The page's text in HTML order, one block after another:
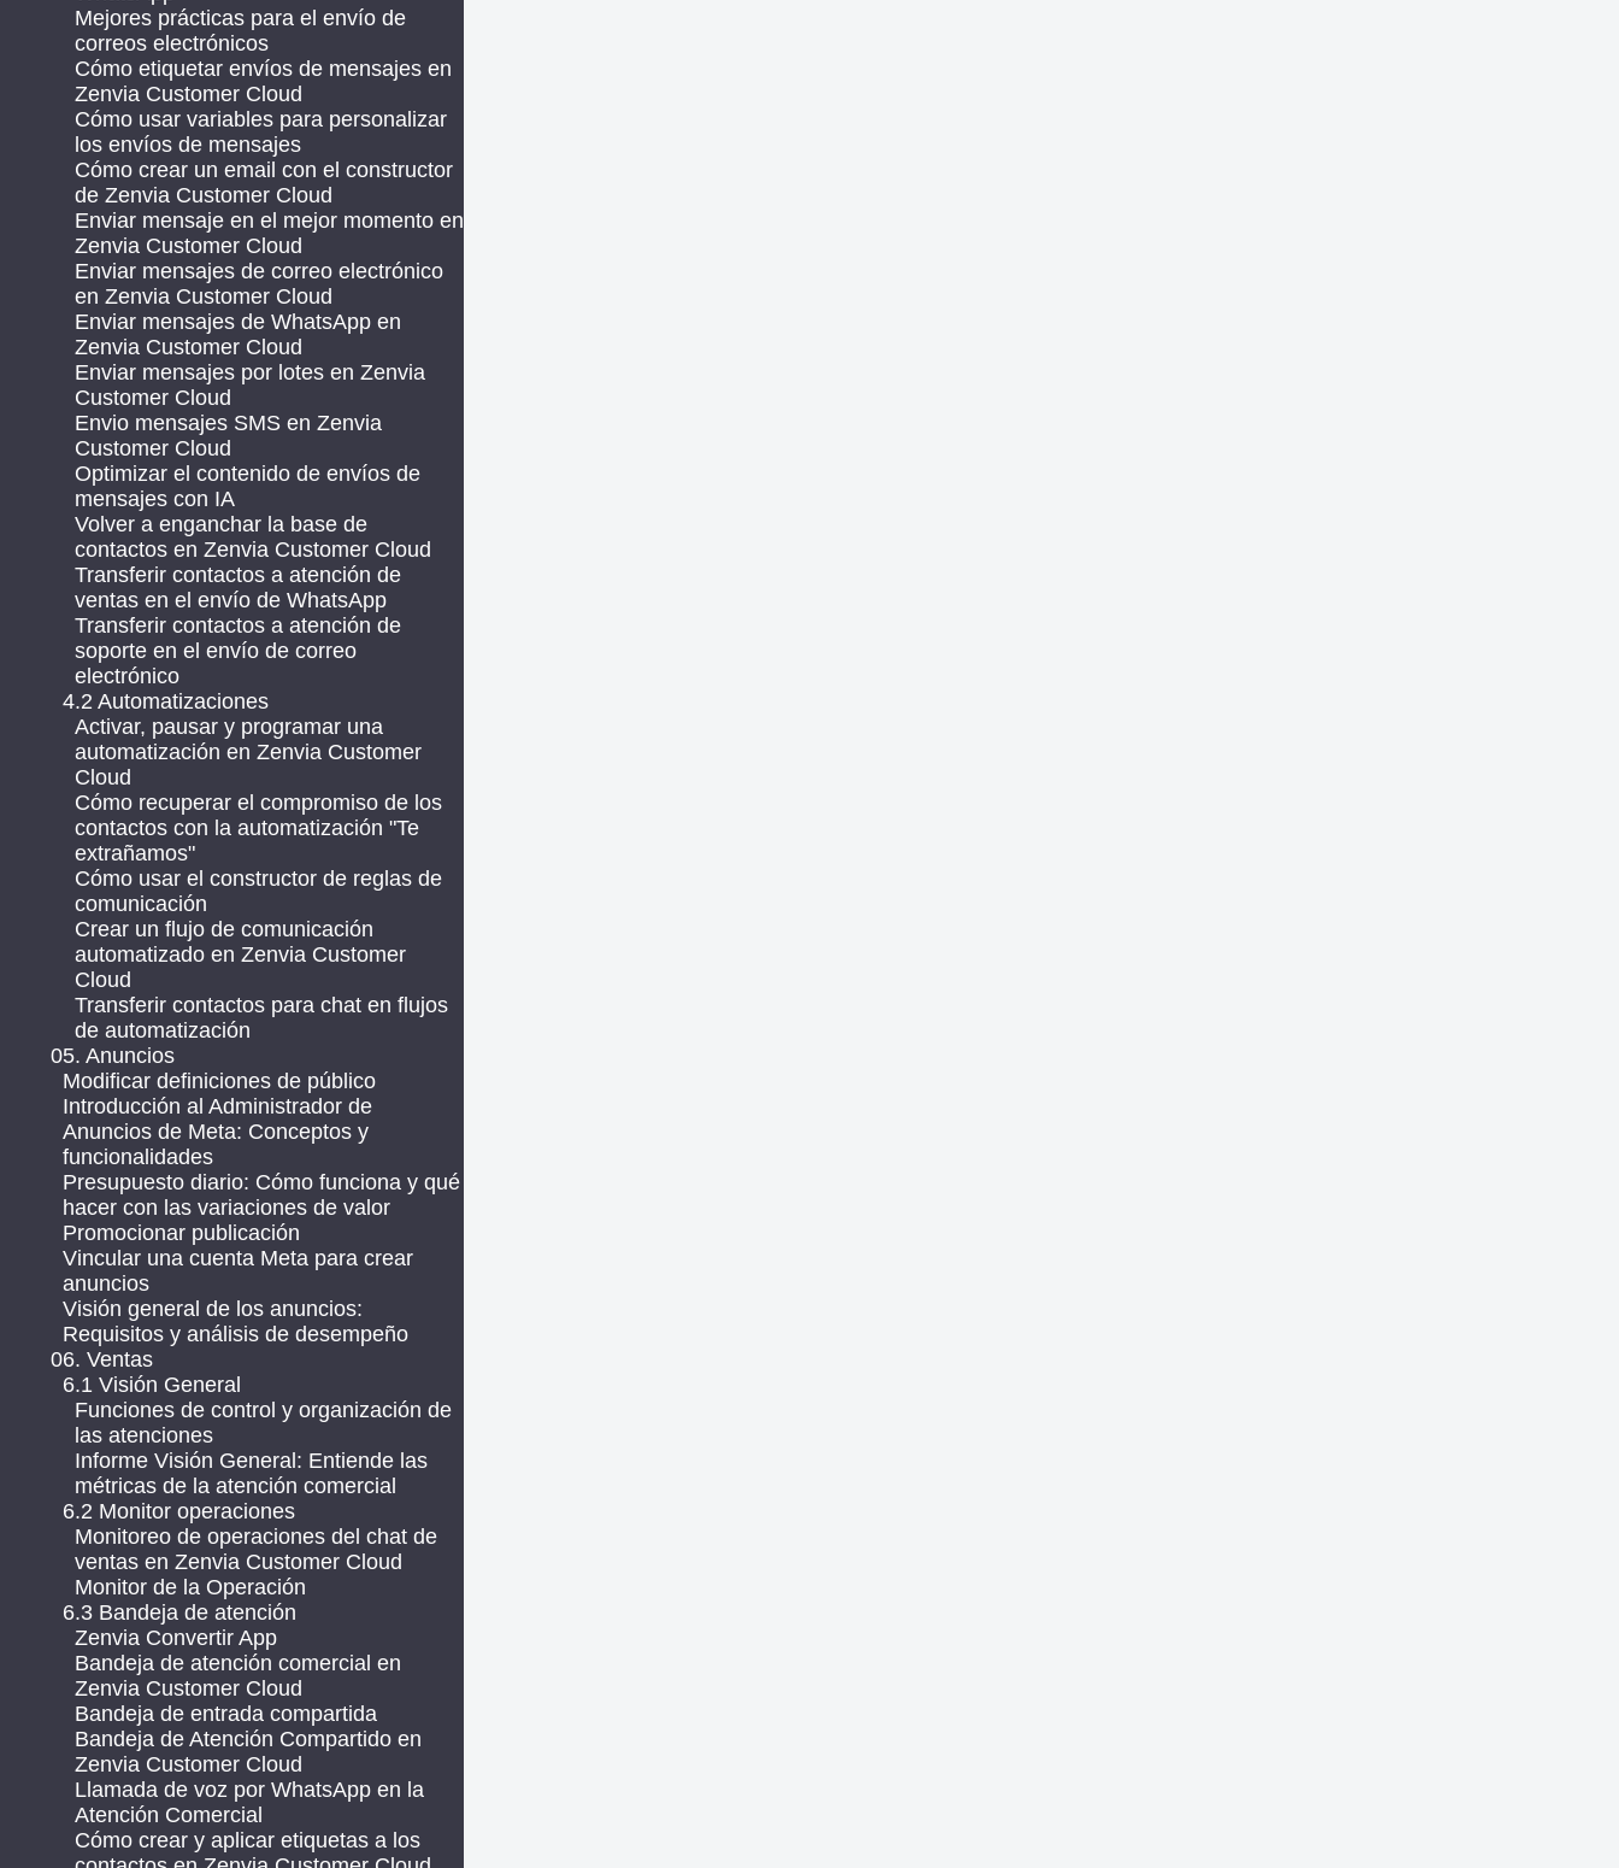
Mejores prácticas para el envío de
correos electrónicos
Cómo etiquetar envíos de mensajes en
Zenvia Customer Cloud
Cómo usar variables para personalizar
los envíos de mensajes
Cómo crear un email con el constructor
de Zenvia Customer Cloud
Enviar mensaje en el mejor momento en
Zenvia Customer Cloud
Enviar mensajes de correo electrónico
en Zenvia Customer Cloud
Enviar mensajes de WhatsApp en
Zenvia Customer Cloud
Enviar mensajes por lotes en Zenvia
Customer Cloud
Envio mensajes SMS en Zenvia
Customer Cloud
Optimizar el contenido de envíos de
mensajes con IA
Volver a enganchar la base de
contactos en Zenvia Customer Cloud
Transferir contactos a atención de
ventas en el envío de WhatsApp
Transferir contactos a atención de
soporte en el envío de correo
electrónico
4.2 Automatizaciones
Activar, pausar y programar una
automatización en Zenvia Customer
Cloud
Cómo recuperar el compromiso de los
contactos con la automatización "Te
extrañamos"
Cómo usar el constructor de reglas de
comunicación
Crear un flujo de comunicación
automatizado en Zenvia Customer
Cloud
Transferir contactos para chat en flujos
de automatización
05. Anuncios
Modificar definiciones de público
Introducción al Administrador de
Anuncios de Meta: Conceptos y
funcionalidades
Presupuesto diario: Cómo funciona y qué
hacer con las variaciones de valor
Promocionar publicación
Vincular una cuenta Meta para crear
anuncios
Visión general de los anuncios:
Requisitos y análisis de desempeño
06. Ventas
6.1 Visión General
Funciones de control y organización de
las atenciones
Informe Visión General: Entiende las
métricas de la atención comercial
6.2 Monitor operaciones
Monitoreo de operaciones del chat de
ventas en Zenvia Customer Cloud
Monitor de la Operación
6.3 Bandeja de atención
Zenvia Convertir App
Bandeja de atención comercial en
Zenvia Customer Cloud
Bandeja de entrada compartida
Bandeja de Atención Compartido en
Zenvia Customer Cloud
Llamada de voz por WhatsApp en la
Atención Comercial
Cómo crear y aplicar etiquetas a los